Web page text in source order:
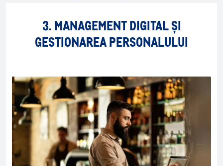
3. MANAGEMENT DIGITAL ȘI
GESTIONAREA PERSONALULUI